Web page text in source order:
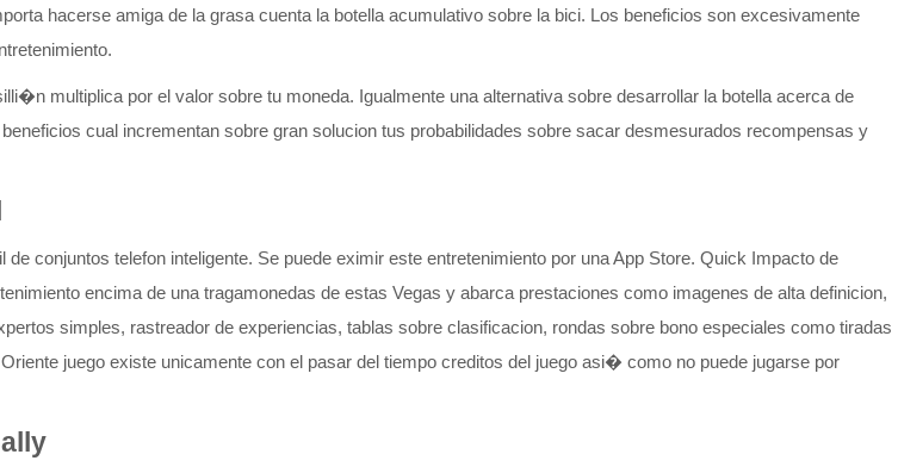
hacerse amiga de la grasa cuenta la botella acumulativo sobre la bici. Los beneficios son excesivamente
multiplica por el valor sobre tu moneda. Igualmente una alternativa sobre desarrollar la botella acerca de
cual incrementan sobre gran solucion tus probabilidades sobre sacar desmesurados recompensas y
conjuntos telefon inteligente. Se puede eximir este entretenimiento por una App Store. Quick Impacto de
encima de una tragamonedas de estas Vegas y abarca prestaciones como imagenes de alta definicion,
simples, rastreador de experiencias, tablas sobre clasificacion, rondas sobre bono especiales como tiradas
juego existe unicamente con el pasar del tiempo creditos del juego asi� como no puede jugarse por